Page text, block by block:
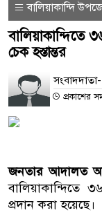
বালিয়াকান্দি
বালিয়াকান্দিতে
চেক হস্তান্তর
সংবাদদাতা-
প্রকাশের
জনতার আদালত
বালিয়াকান্দিতে
প্রদান করা হয়েছে।